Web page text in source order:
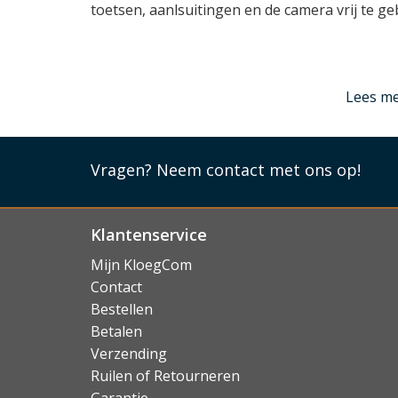
toetsen, aanlsuitingen en de camera vrij te
Lees
Lees
Vragen? Neem contact met ons op!
Klantenservice
Mijn KloegCom
Contact
Bestellen
Betalen
Verzending
Ruilen of Retourneren